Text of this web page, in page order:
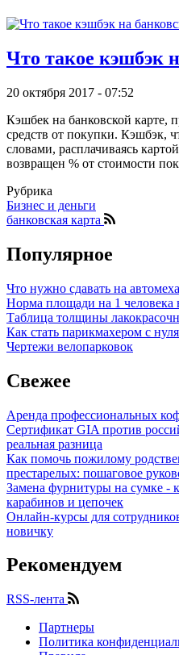
Что такое кэшбэк
20 октября 2017 - 07:52
Кэшбек на банковской карте,
средств от покупки. Кэшбэк,
словами, расплачиваясь
возвращен % от стоимости
Рубрика
Бизнес и деньги
банковская карта
Популярное
Что нужно сдавать на
Норма площади на 1 человека
Таблица толщины
Как стать парикмахером с нуля
Чертежи велопарковок
Свежее
Аренда профессиональных
Сертификат GIA против
реальная разница
Как помочь пожилому
престарелых: пошаговое
Замена фурнитуры на сумке -
карабинов и цепочек
Онлайн-курсы для
новичку
Рекомендуем
RSS-лента
Информация
Партнеры
Политика